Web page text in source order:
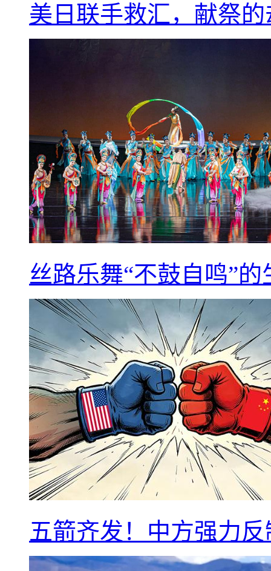
美日联手救汇，献祭
丝路乐舞“不鼓自鸣”
五箭齐发！中方强力